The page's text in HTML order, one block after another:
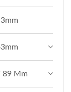
89 Mm